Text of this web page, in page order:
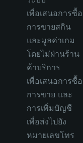
เพื่อเสนอการซื้อ
การขายสกิน
และมูลค่าเกม
โดยไม่ผ่านร้าน
ค้าบริการ
เพื่อเสนอการซื้อ
การขาย และ
การเพิ่มบัญชี
เพื่อส่งไปยัง
หมายเลขโทร